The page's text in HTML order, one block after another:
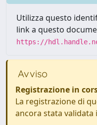
Utilizza questo
link a questo
https://
Avviso
Registrazione in
La registrazione di
ancora stata validata